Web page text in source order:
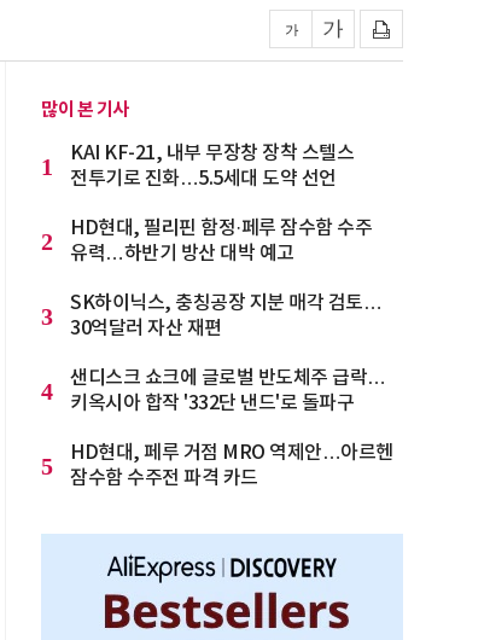
많이 본 기사
1
KAI KF-21, 내부 무장창 장착 스텔스
전투기로 진화…5.5세대 도약 선언
2
HD현대, 필리핀 함정·페루 잠수함 수주
유력…하반기 방산 대박 예고
3
SK하이닉스, 충칭공장 지분 매각 검토…
30억달러 자산 재편
4
샌디스크 쇼크에 글로벌 반도체주 급락…
키옥시아 합작 '332단 낸드'로 돌파구
5
HD현대, 페루 거점 MRO 역제안…아르헨
잠수함 수주전 파격 카드